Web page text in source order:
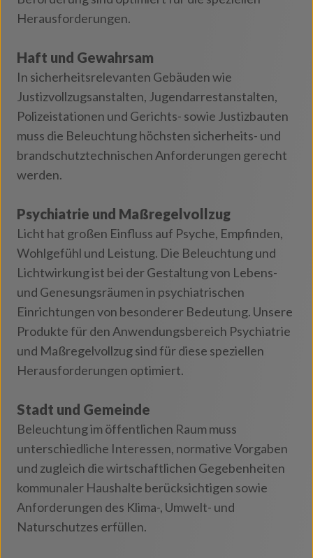
Herausforderungen.
Haft und Gewahrsam
In sicherheitsrelevanten Gebäuden wie
Justizvollzugsanstalten, Jugendarrestanstalten,
Polizeistationen und Gerichts- sowie Justizbauten
muss die Beleuchtung höchsten sicherheits- und
brandschutztechnischen Anforderungen gerecht
werden.
Psychiatrie und Maßregelvollzug
Licht hat großen Einfluss auf Psyche, Empfinden,
Wohlgefühl und Leistung. Die Beleuchtung und
Lichtwirkung ist bei der Gestaltung von Lebens-
und Genesungsräumen in psychiatrischen
Einrichtungen von besonderer Bedeutung. Unsere
Produkte für den Anwendungsbereich Psychiatrie
und Maßregelvollzug sind für diese speziellen
Herausforderungen optimiert.
Stadt und Gemeinde
Beleuchtung im öffentlichen Raum muss
unterschiedliche Interessen, normative Vorgaben
und zugleich die wirtschaftlichen Gegebenheiten
kommunaler Haushalte berücksichtigen sowie
Anforderungen des Klima-, Umwelt- und
Naturschutzes erfüllen.